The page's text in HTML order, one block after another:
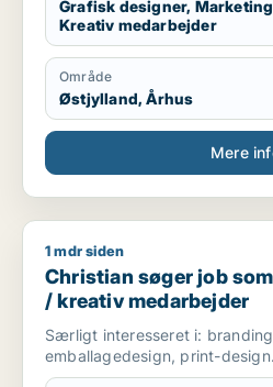
Grafisk designer,
Kreativ medarbejder
Område
Østjylland, Århus
Mere
Christian søger job som
1 mdr siden
Christian søger job
/ kreativ medarbejder
Særligt interesseret i:
emballagedesign, print-design.